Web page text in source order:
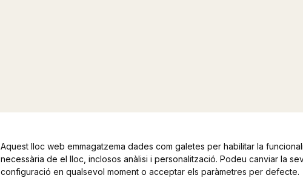
Aquest lloc web emmagatzema dades com galetes per habilitar la
necessària de el lloc, inclosos anàlisi i personalització. Podeu canviar la
configuració en qualsevol moment o acceptar els paràmetres per defecte.